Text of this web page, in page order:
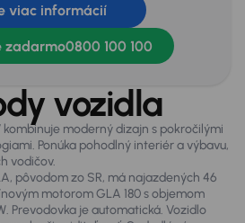
sedadlá
viac informácií
zadarmo0800 100 100
vozidla
moderný dizajn s pokročilými
Ponúka pohodlný interiér a výbavu,
vodičov.
pôvodom zo SR, má najazdených 46
motorom GLA 180 s objemom
Prevodovka je automatická. Vozidlo